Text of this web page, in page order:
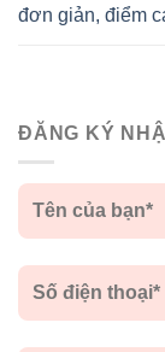
đơn giản, điểm
ĐĂNG KÝ